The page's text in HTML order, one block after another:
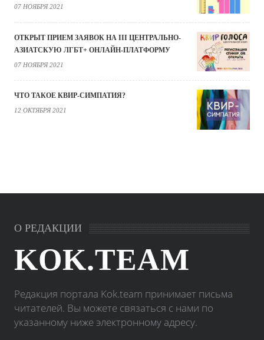
07 НОЯБРЯ 2021
ОТКРЫТ ПРИЕМ ЗАЯВОК НА III ЦЕНТРАЛЬНО-
АЗИАТСКУЮ ЛГБТ+ ОНЛАЙН-ПЛАТФОРМУ
07 НОЯБРЯ 2021
ЧТО ТАКОЕ КВИР-СИМПАТИЯ?
12 ОКТЯБРЯ 2021
О РЕДАКЦИИ
KOK.TEAM
Редакция портала Kok.team принимает письма
читателей. Вы можете связаться с нами по
указанному ниже электронному адресу.